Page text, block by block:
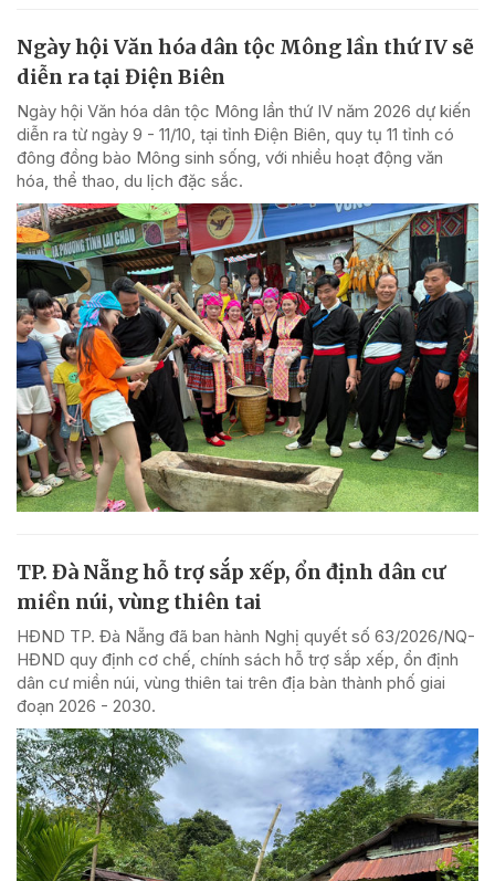
Ngày hội Văn hóa dân tộc Mông lần thứ IV sẽ
diễn ra tại Điện Biên
Ngày hội Văn hóa dân tộc Mông lần thứ IV năm 2026 dự kiến
diễn ra từ ngày 9 - 11/10, tại tỉnh Điện Biên, quy tụ 11 tỉnh có
đông đồng bào Mông sinh sống, với nhiều hoạt động văn
hóa, thể thao, du lịch đặc sắc.
TP. Đà Nẵng hỗ trợ sắp xếp, ổn định dân cư
miền núi, vùng thiên tai
HĐND TP. Đà Nẵng đã ban hành Nghị quyết số 63/2026/NQ-
HĐND quy định cơ chế, chính sách hỗ trợ sắp xếp, ổn định
dân cư miền núi, vùng thiên tai trên địa bàn thành phố giai
đoạn 2026 - 2030.